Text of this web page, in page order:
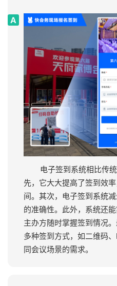
电子签到系统相比传
先，它大大提高了签到效
间。其次，电子签到系统
的准确性。此外，系统还
主办方随时掌握签到情况
多种签到方式，如二维码
同会议场景的需求。